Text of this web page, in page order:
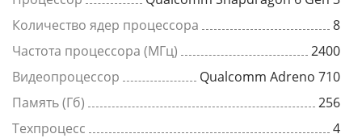
Количество ядер процессора
8
Частота процессора (МГц)
2400
Видеопроцессор
Qualcomm Adreno 710
Память (Гб)
256
Техпроцесс
4